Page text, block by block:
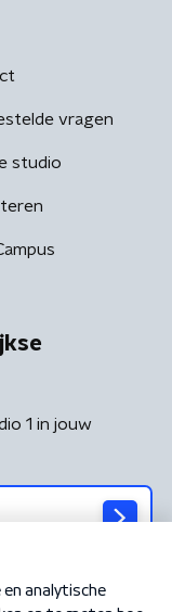
vragen
studio
1 in jouw